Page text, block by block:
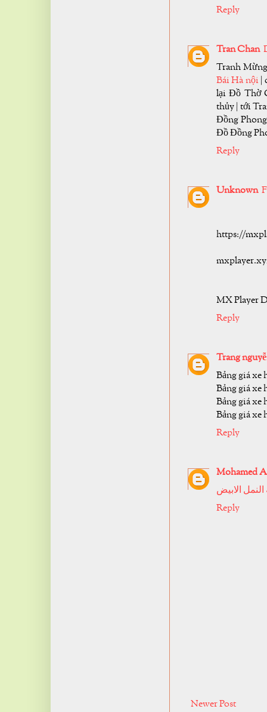
Reply
Tran Chan
Tranh
Bái Hà nội |
lại Đồ Thờ
thủy | tới
Đồng
Đồ Đồng
Reply
Unknown
https://
MX Player
Reply
Trang
Bảng giá xe
Bảng giá xe
Bảng giá xe
Bảng giá xe
Reply
Mohamed
الابيض
Reply
Newer Post